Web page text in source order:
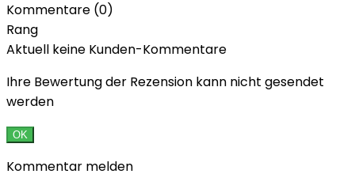
Kommentare (0)
Rang
Aktuell keine Kunden-Kommentare
Ihre Bewertung der Rezension kann nicht gesendet
werden
OK
Kommentar melden